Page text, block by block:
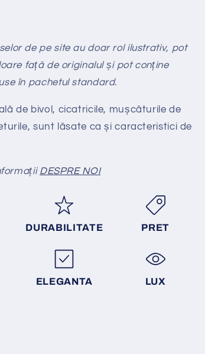
de pe site au doar rol ilustrativ, pot
față de originalul și pot conține
în pachetul standard.
de bivol, cicatricile, mușcăturile de
sunt lăsate ca și caracteristici de
DESPRE NOI
DURABILITATE PRET
ELEGANTA LUX